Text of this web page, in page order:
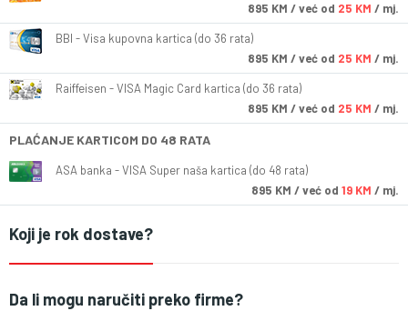
895 KM / već od 25 KM / mj.
BBI - Visa kupovna kartica (do 36 rata)
895 KM / već od 25 KM / mj.
Raiffeisen - VISA Magic Card kartica (do 36 rata)
895 KM / već od 25 KM / mj.
PLAĆANJE KARTICOM DO 48 RATA
ASA banka - VISA Super naša kartica (do 48 rata)
895 KM / već od 19 KM / mj.
Koji je rok dostave?
Da li mogu naručiti preko firme?